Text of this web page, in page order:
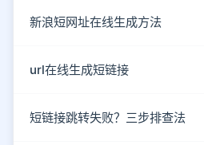
新浪短网址在线生成方法
url在线生成短链接
短链接跳转失败？三步排查法